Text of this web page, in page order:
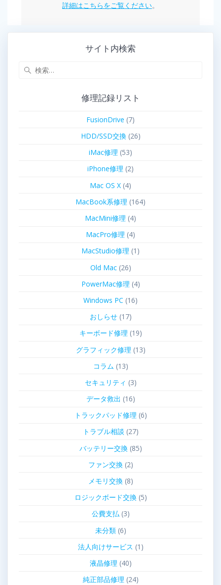
詳細はこちらをご覧ください。
サイト内検索
修理記録リスト
FusionDrive (7)
HDD/SSD交換(26)
iMac修理 (53)
iPhone修理 (2)
Mac OS X (4)
MacBook系修理 (164)
MacMini修理 (4)
MacPro修理 (4)
MacStudio修理 (1)
Old Mac(26)
PowerMac修理 (4)
Windows PC (16)
おしらせ(17)
キーボード修理 (19)
グラフィック修理 (13)
コラム (13)
セキュリティ (3)
データ救出 (16)
トラックパッド修理 (6)
トラブル相談 (27)
バッテリー交換(85)
ファン交換(2)
メモリ交換(8)
ロジックボード交換(5)
公費支払(3)
未分類(6)
法人向けサービス (1)
液晶修理 (40)
純正部品修理 (24)